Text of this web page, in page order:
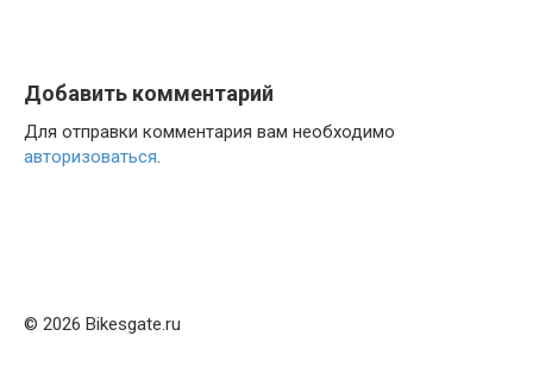
Добавить комментарий
Для отправки комментария вам необходимо
авторизоваться.
© 2026 Bikesgate.ru